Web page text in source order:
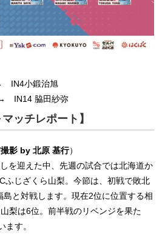
IN4小鍛治旭
IN14 脇田紗弥
ッチレポート】
影 by 北原 基行）
を迎えた中、先週の試合では北海道か
ふじざくら山梨。今節は、初戦で敗北
島と対戦します。現在2位に位置する相
梨は6位。前半戦のリベンジを果た
ます。